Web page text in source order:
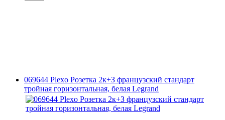
069644 Plexo Розетка 2к+З французский стандарт
тройная горизонтальная, белая Legrand